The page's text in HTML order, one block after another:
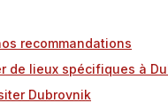
recommandations
de lieux spécifiques à
Dubrovnik